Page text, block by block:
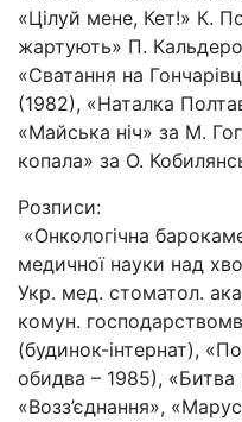
«Цілуй мене, Кет!» К.
жартують» П.
«Сватання на
(1982), «Наталка
«Майська ніч» за М.
копала» за О.
Розписи:
«Онкологічна
медичної науки над
Укр. мед. стоматол.
комун.
(будинок-інтернат),
обидва – 1985),
«Возз’єднання»,